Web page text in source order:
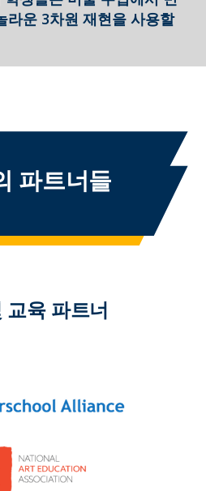
라운 3차원 재현을 사용할
파트너들
교육 파트너